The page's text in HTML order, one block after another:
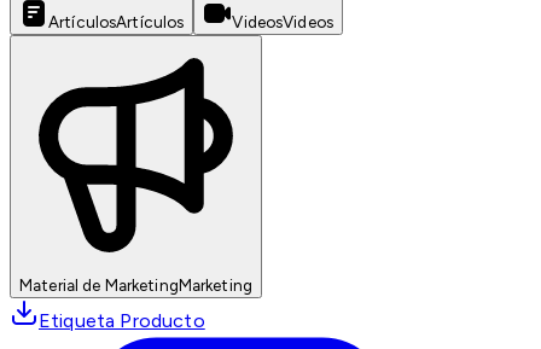
ArtículosArtículos VideosVideos
Material de MarketingMarketing
Etiqueta Producto